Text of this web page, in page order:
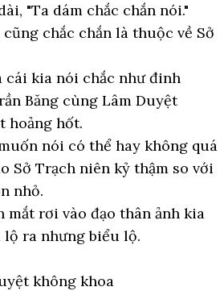
"Ta dám chắc chắn nói."
chắc chắn là thuộc về Sở
cái kia nói chắc như đinh
Băng cùng Lâm Duyệt
hoảng hốt.
nói có thể hay không quá
Sở Trạch niên kỷ thậm so với
nhỏ.
mắt rơi vào đạo thân ảnh kia
lộ ra nhưng biểu lộ.
không khoa